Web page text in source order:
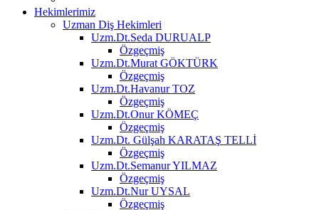
Hekimlerimiz
Uzman Diş Hekimleri
Uzm.Dt.Seda DURUALP
Özgeçmiş
Uzm.Dt.Murat GÖKTÜRK
Özgeçmiş
Uzm.Dt.Havanur TOZ
Özgeçmiş
Uzm.Dt.Onur KÖMEÇ
Özgeçmiş
Uzm.Dt. Gülşah KARATAŞ TELLİ
Özgeçmiş
Uzm.Dt.Semanur YILMAZ
Özgeçmiş
Uzm.Dt.Nur UYSAL
Özgeçmiş